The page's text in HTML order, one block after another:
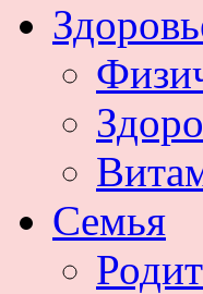
Семья